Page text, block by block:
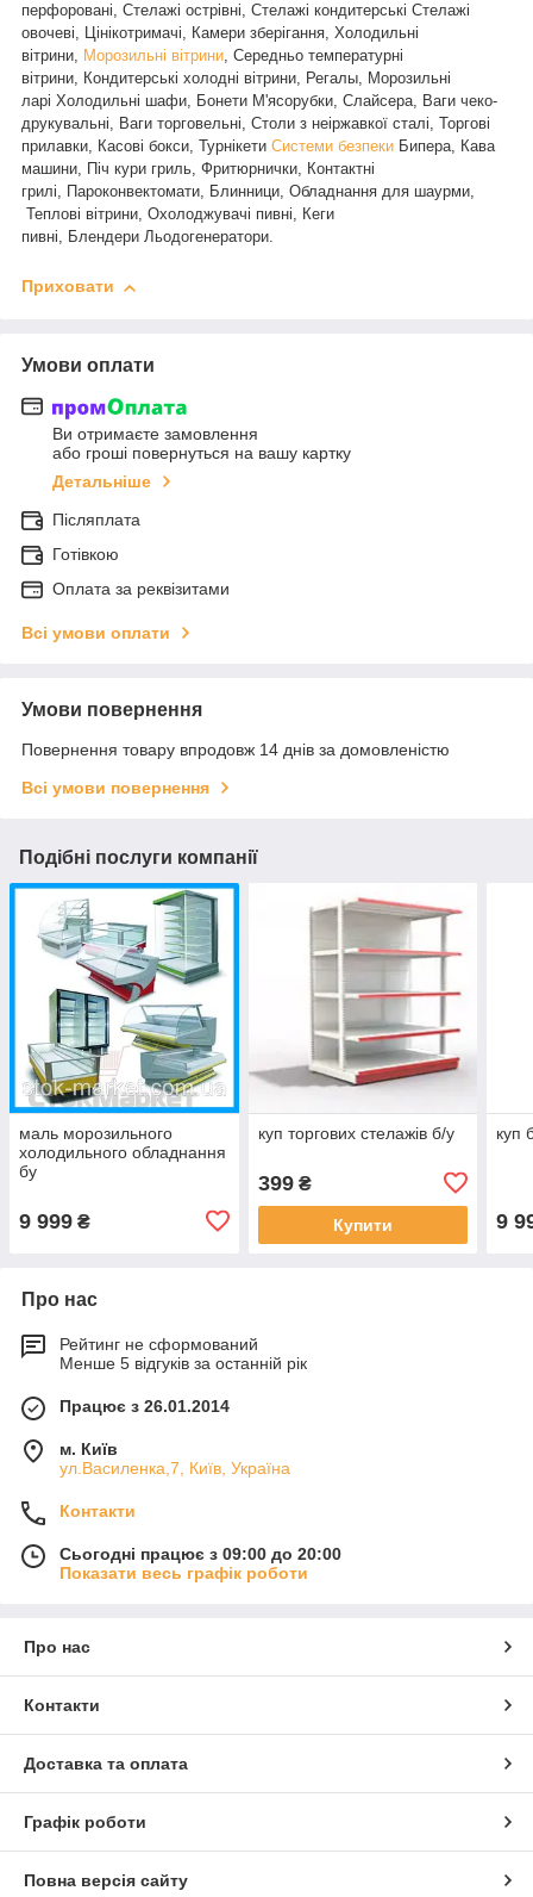
перфоровані, Стелажі острівні, Стелажі кондитерські Стелажі
овочеві, Цінікотримачі, Камери зберігання, Холодильні
вітрини, Морозильні вітрини, Середньо температурні
вітрини, Кондитерські холодні вітрини, Регалы, Морозильні
ларі Холодильні шафи, Бонети М'ясорубки, Слайсера, Ваги чеко-
друкувальні, Ваги торговельні, Столи з неіржавкої сталі, Торгові
прилавки, Касові бокси, Турнікети Системи безпеки Бипера, Кава
машини, Піч кури гриль, Фритюрнички, Контактні
грилі, Пароконвектомати, Блинници, Обладнання для шаурми,
Теплові вітрини, Охолоджувачі пивні, Кеги
пивні, Блендери Льодогенератори.
Приховати
Умови оплати
Ви отримаєте замовлення
або гроші повернуться на вашу картку
Детальніше
Післяплата
Готівкою
Оплата за реквізитами
Всі умови оплати
Умови повернення
Повернення товару впродовж 14 днів за домовленістю
Всі умови повернення
Подібні послуги компанії
маль морозильного
холодильного обладнання
бу
9 999 ₴
куп торгових стелажів б/у
399₴
Купити
куп
9
Про нас
Рейтинг не сформований
Менше 5 відгуків за останній рік
Працює з 26.01.2014
м. Київ
ул.Василенка,7, Київ, Україна
Контакти
Сьогодні працює з 09:00 до 20:00
Показати весь графік роботи
Про нас
Контакти
Доставка та оплата
Графік роботи
Повна версія сайту